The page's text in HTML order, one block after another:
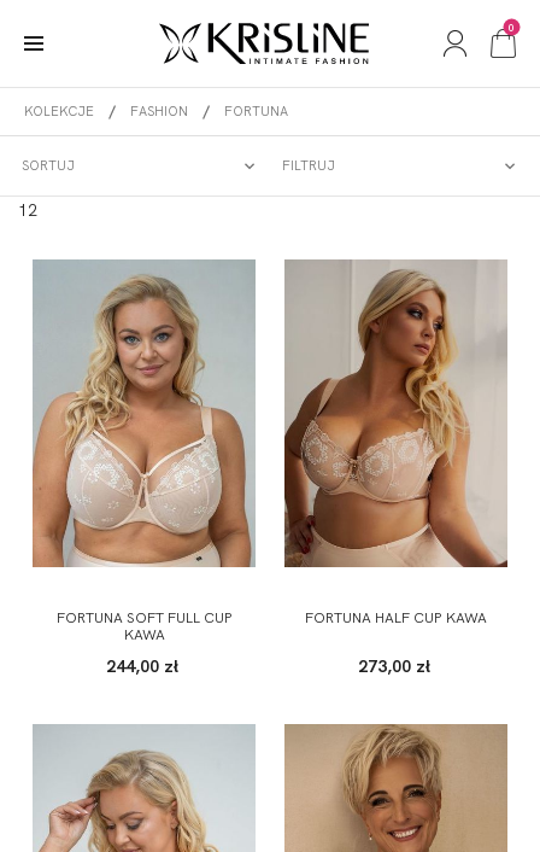
0
KOLEKCJE FASHION FORTUNA
SORTUJ FILTRUJ
FORTUNA
1 2
FORTUNA SOFT FULL CUP
KAWA
244,00 zł
FORTUNA HALF CUP KAWA
273,00 zł